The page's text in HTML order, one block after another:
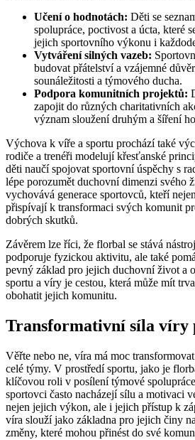
Učení o hodnotách: Děti se
spolupráce, poctivost a úcta, které
jejich sportovního výkonu i
Vytváření silných vazeb:
budovat přátelství a vzájemné
sounáležitosti a týmového ducha.
Podpora komunitních projektů:
zapojit do různých charitativních
význam sloužení druhým a šíření
Výchova k víře a sportu prochází také
rodiče a trenéři modelují křesťanské
děti naučí spojovat sportovní úspěchy s
lépe porozumět duchovní dimenzi svého
vychovává generace sportovců, kteří
přispívají k transformaci svých komunit
dobrých skutků.
Závěrem lze říci, že florbal se stává
podporuje fyzickou aktivitu, ale také
pevný základ pro jejich duchovní život a
sportu a víry je cestou, která může mít
obohatit jejich komunitu.
Transformativní síla víry
Věřte nebo ne, víra má moc
celé týmy. V prostředí sportu, jako je
klíčovou roli v posílení týmové
sportovci často nacházejí sílu a motivaci
nejen jejich výkon, ale i jejich přístup k
víra slouží jako základna pro jejich činy
změny, které mohou přinést do své